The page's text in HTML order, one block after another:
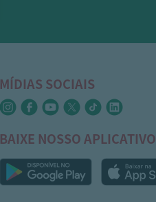
MÍDIAS SOCIAIS
BAIXE NOSSO APLICATIVO